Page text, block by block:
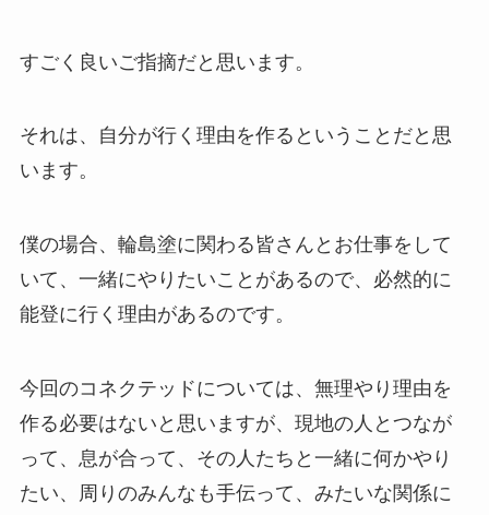
すごく良いご指摘だと思います。
それは、自分が行く理由を作るということだと思
います。
僕の場合、輪島塗に関わる皆さんとお仕事をして
いて、一緒にやりたいことがあるので、必然的に
能登に行く理由があるのです。
今回のコネクテッドについては、無理やり理由を
作る必要はないと思いますが、現地の人とつなが
って、息が合って、その人たちと一緒に何かやり
たい、周りのみんなも手伝って、みたいな関係に